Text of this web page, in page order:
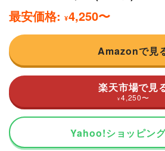
最安価格: ¥4,250〜
Amazonで見
楽天市場で見
¥ 4,250〜
Yahoo!ショッピン